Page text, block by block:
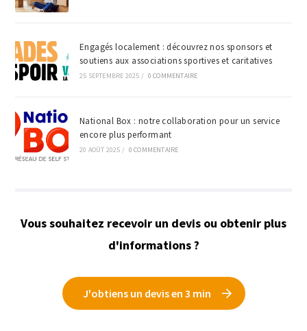
Engagés localement : découvrez nos sponsors et
soutiens aux associations sportives et caritatives
25 SEPTEMBRE 2025 / 0 COMMENTAIRE
National Box : notre collaboration pour un service
encore plus performant
20 AOÛT 2025 / 0 COMMENTAIRE
Vous souhaitez recevoir un devis ou obtenir plus
d'informations ?
J'obtiens un devis en 3 min